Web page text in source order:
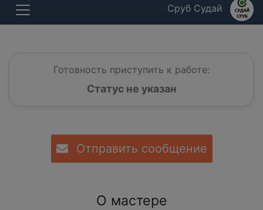
Сруб Судай
Готовность приступить к работе:
Статус не указан
Отправить сообщение
О мастере